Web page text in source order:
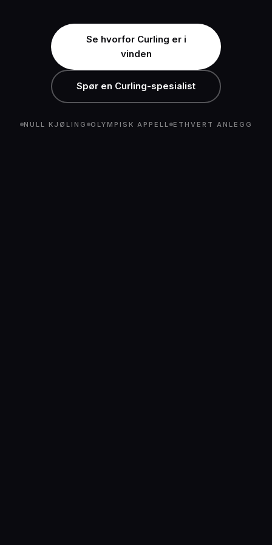
Se hvorfor Curling er i
vinden
Spør en Curling-spesialist
NULL KJØLING OLYMPISK APPELL ETHVERT ANLEGG